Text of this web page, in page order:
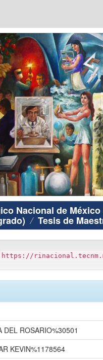
Nacional de México
Tesis de
https://
DEL ROSARIO%30501
KEVIN%1178564